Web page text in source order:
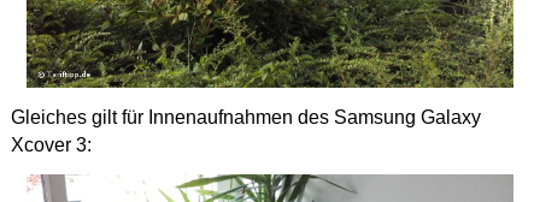
Gleiches gilt für Innenaufnahmen des Samsung Galaxy
Xcover 3: